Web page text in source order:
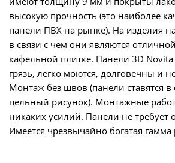
высокую прочность (это наиболее
панели ПВХ на рынке). На изделия
в связи с чем они являются
кафельной плитке. Панели 3D
грязь, легко моются, долговечны и
Монтаж без швов (панели ставятся в
цельный рисунок). Монтажные
никаких усилий. Панели не требует
Имеется чрезвычайно богатая гамма